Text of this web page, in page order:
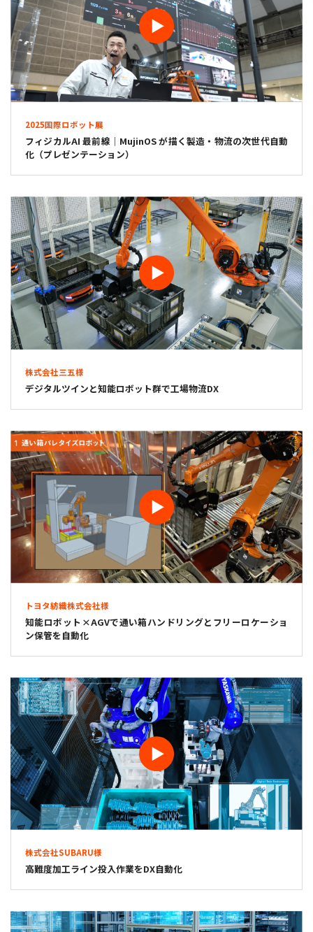
2025国際ロボット展
フィジカルAI 最前線｜MujinOS が描く製造・物流の次世代自動
化（プレゼンテーション）
株式会社三五様
デジタルツインと知能ロボット群で工場物流DX
トヨタ紡織株式会社様
知能ロボット×AGVで通い箱ハンドリングとフリーロケーショ
ン保管を自動化
株式会社SUBARU様
高難度加工ライン投入作業をDX自動化